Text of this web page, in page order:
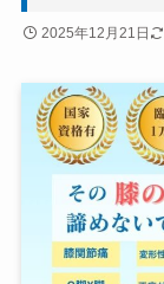
2025年12月21日